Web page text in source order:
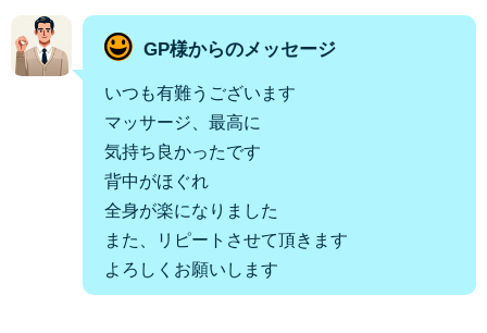
GP様からのメッセージ
いつも有難うございます
マッサージ、最高に
気持ち良かったです
背中がほぐれ
全身が楽になりました
また、リピートさせて頂きます
よろしくお願いします